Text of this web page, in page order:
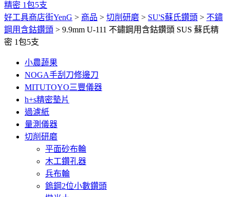
精密 1包5支
好工具商店街YenG > 商品 > 切削研磨 > SU'S蘇氏鑽頭 > 不鏽
鋼用含鈷鑽頭 > 9.9mm U-111 不鏽鋼用含鈷鑽頭 SUS 蘇氏精
密 1包5支
小農蔬果
NOGA手刮刀修邊刀
MITUTOYO三豐儀器
h+s精密墊片
過濾紙
量測儀器
切削研磨
平面砂布輪
木工鑽孔器
兵布輪
鎢鋼2位小數鑽頭